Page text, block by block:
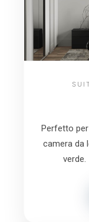
Perfetto
camera da